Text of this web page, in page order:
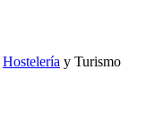
Hostelería y Turismo